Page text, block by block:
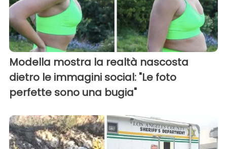
Modella mostra la realtà nascosta
dietro le immagini social: "Le foto
perfette sono una bugia"